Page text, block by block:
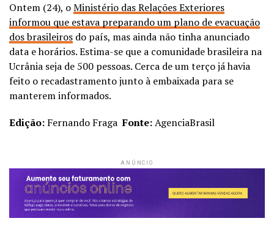
Ontem (24), oMinistério das Relações Exteriores
informou que estava preparando um plano de evacuação
dos brasileiros do país, mas ainda não tinha anunciado
data e horários. Estima-se que a comunidade brasileira na
Ucrânia seja de 500 pessoas. Cerca de um terço já havia
feito o recadastramento junto à embaixada para se
manterem informados.
Edição: Fernando FragaFonte:AgenciaBrasil
ANÚNCIO